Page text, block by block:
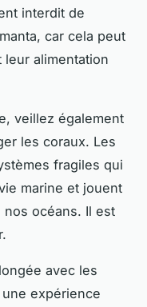
interdit de
car cela peut
alimentation
veillez également
les coraux. Les
fragiles qui
marine et jouent
nos océans. Il est
avec les
expérience